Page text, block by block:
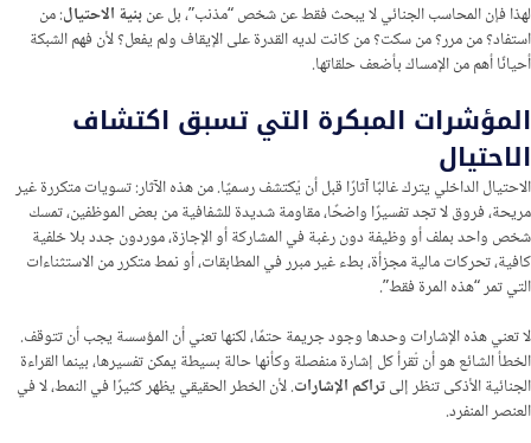
لهذا فإن المحاسب الجنائي لا يبحث فقط عن شخص “مذنب”، بل عنبنية الاحتيال: من
استفاد؟ من مرر؟ من سكت؟ من كانت لديه القدرة على الإيقاف ولم يفعل؟ لأن فهم الشبكة
أحيانًا أهم من الإمساك بأضعف حلقاتها.
المؤشرات المبكرة التي تسبق اكتشاف
الاحتيال
الاحتيال الداخلي يترك غالبًا آثارًا قبل أن يُكتشف رسميًا. من هذه الآثار: تسويات متكررة غير
مريحة، فروق لا تجد تفسيرًا واضحًا، مقاومة شديدة للشفافية من بعض الموظفين، تمسك
شخص واحد بملف أو وظيفة دون رغبة في المشاركة أو الإجازة، موردون جدد بلا خلفية
كافية، تحركات مالية مجزأة، بطء غير مبرر في المطابقات، أو نمط متكرر من الاستثناءات
التي تمر “هذه المرة فقط”.
لا تعني هذه الإشارات وحدها وجود جريمة حتمًا، لكنها تعني أن المؤسسة يجب أن تتوقف.
الخطأ الشائع هو أن تُقرأ كل إشارة منفصلة وكأنها حالة بسيطة يمكن تفسيرها، بينما القراءة
الجنائية الأذكى تنظر إلىتراكم الإشارات. لأن الخطر الحقيقي يظهر كثيرًا في النمط، لا في
العنصر المنفرد.